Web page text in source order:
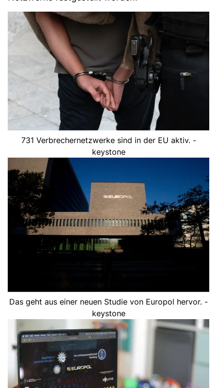
731 Verbrechernetzwerke sind in der EU aktiv. -
keystone
Das geht aus einer neuen Studie von Europol hervor. -
keystone